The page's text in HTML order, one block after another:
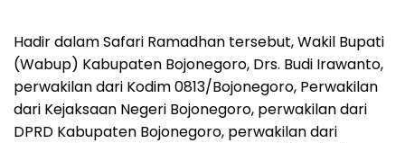
Hadir dalam Safari Ramadhan tersebut, Wakil Bupati
(Wabup) Kabupaten Bojonegoro, Drs. Budi Irawanto,
perwakilan dari Kodim 0813/Bojonegoro, Perwakilan
dari Kejaksaan Negeri Bojonegoro, perwakilan dari
DPRD Kabupaten Bojonegoro, perwakilan dari